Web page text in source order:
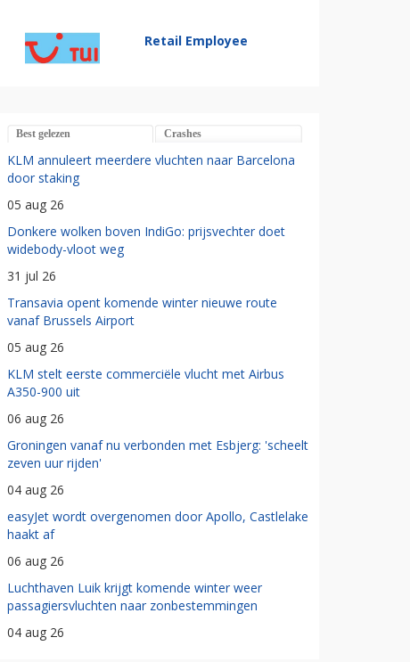
Retail Employee
Best gelezen Crashes
KLM annuleert meerdere vluchten naar Barcelona
door staking
05 aug 26
Donkere wolken boven IndiGo: prijsvechter doet
widebody-vloot weg
31 jul 26
Transavia opent komende winter nieuwe route
vanaf Brussels Airport
05 aug 26
KLM stelt eerste commerciële vlucht met Airbus
A350-900 uit
06 aug 26
Groningen vanaf nu verbonden met Esbjerg: 'scheelt
zeven uur rijden'
04 aug 26
easyJet wordt overgenomen door Apollo, Castlelake
haakt af
06 aug 26
Luchthaven Luik krijgt komende winter weer
passagiersvluchten naar zonbestemmingen
04 aug 26